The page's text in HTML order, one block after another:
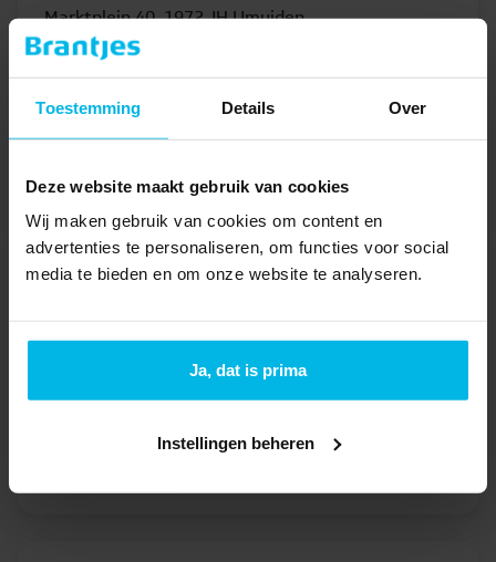
Toestemming Details Over
Deze website maakt gebruik van cookies
Wij maken gebruik van cookies om content en
advertenties te personaliseren, om functies voor social
media te bieden en om onze website te analyseren.
Ja, dat is prima
Instellingen beheren
Marktplein 40, 1972 JH IJmuiden
Bel0255 – 700 201
E-mail
velsen@brantjes.nl
Wormerland
075 – 250 0000
E-mailwormerland@brantjes.nl
Bekijk vestiging